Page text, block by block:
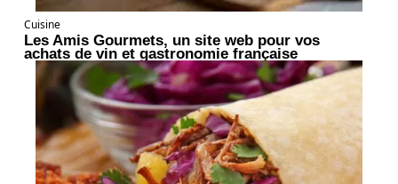
Cuisine
Les Amis Gourmets, un site web pour vos
achats de vin et gastronomie française